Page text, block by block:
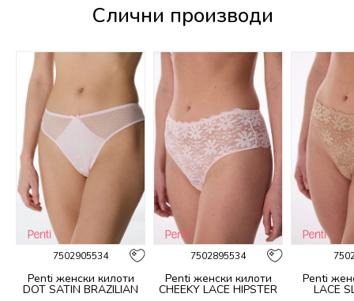
Слични производи
7502905534
Penti женски килоти
DOT SATIN BRAZILIAN
7502895534
Penti женски килоти
CHEEKY LACE HIPSTER
Penti
LACE